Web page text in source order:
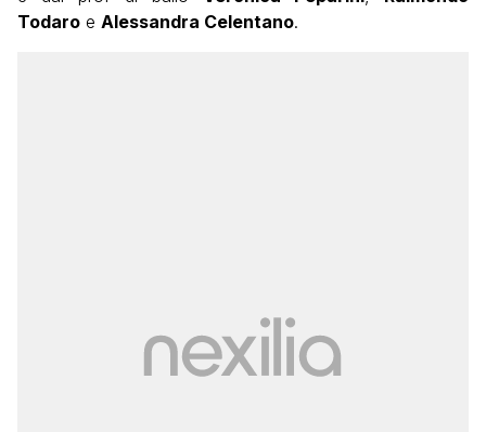
Todaro e Alessandra Celentano.